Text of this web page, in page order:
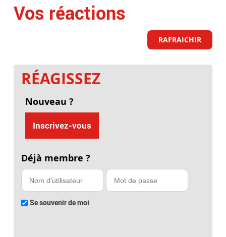
Vos réactions
RAFRAICHIR
RÉAGISSEZ
Nouveau ?
Inscrivez-vous
Déjà membre ?
Se souvenir de moi